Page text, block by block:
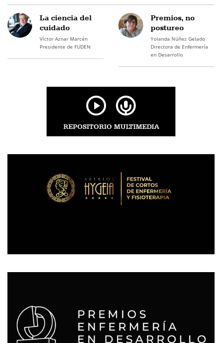
La ciencia del
cuidado
Víctor Aznar Marcén
Presidente de FUDEN
Premios, no
postureo
Yolanda Núñez Gelado
Directora de Enfermería
en Desarrollo
REPOSITORIO MULTIMEDIA